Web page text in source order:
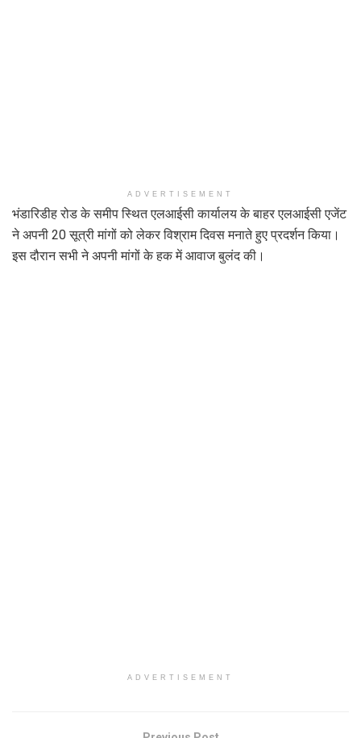
ADVERTISEMENT
भंडारिडीह रोड के समीप स्थित एलआईसी कार्यालय के बाहर एलआईसी एजेंट
ने अपनी 20 सूत्री मांगों को लेकर विश्राम दिवस मनाते हुए प्रदर्शन किया।
इस दौरान सभी ने अपनी मांगों के हक में आवाज बुलंद की।
ADVERTISEMENT